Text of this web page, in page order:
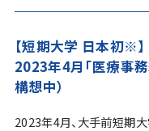
【短期大学 日本初※】
2023年4月「医療事
構想中）
2023年4月、大手前短期